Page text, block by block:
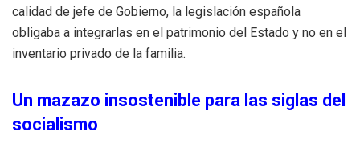
calidad de jefe de Gobierno, la legislación española
obligaba a integrarlas en el patrimonio del Estado y no en el
inventario privado de la familia.
Un mazazo insostenible para las siglas del
socialismo